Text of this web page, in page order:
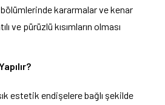
kararmalar ve kenar
ve pürüzlü kısımların olması
estetik endişelere bağlı şekilde